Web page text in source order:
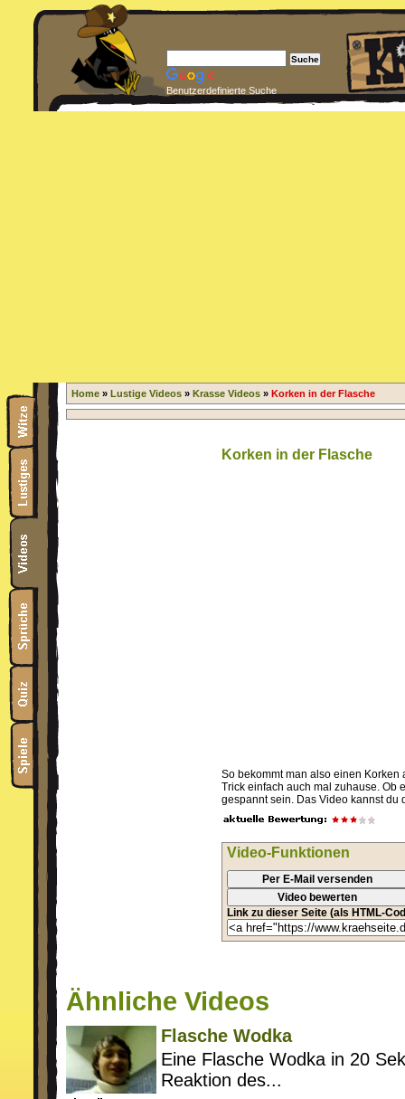
Benutzerdefinierte Suche
Home » Lustige Videos » Krasse Videos » Korken in der Flasche
Korken in der Flasche
So bekommt man also einen Korken
Trick einfach auch mal zuhause. Ob
gespannt sein. Das Video kannst du
Video-Funktionen
Per E-Mail versenden
Video bewerten
Link zu dieser Seite (als HTML-
Ähnliche Videos
Flasche Wodka
Eine Flasche Wodka in 20
Reaktion des...